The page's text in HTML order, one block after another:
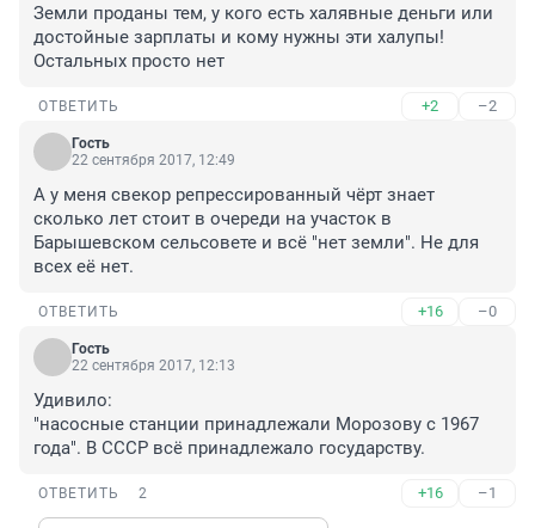
Земли проданы тем, у кого есть халявные деньги или
достойные зарплаты и кому нужны эти халупы!
Остальных просто нет
ОТВЕТИТЬ +2 –2
Гость
22 сентября 2017, 12:49
А у меня свекор репрессированный чёрт знает
сколько лет стоит в очереди на участок в
Барышевском сельсовете и всё "нет земли". Не для
всех её нет.
ОТВЕТИТЬ +16 –0
Гость
22 сентября 2017, 12:13
Удивило:
"насосные станции принадлежали Морозову с 1967
года". В СССР всё принадлежало государству.
ОТВЕТИТЬ 2 +16 –1